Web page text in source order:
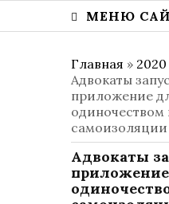
МЕНЮ
Главная » 2020
Адвокаты
приложение
одиночеством
самоизоляции
Адвокаты